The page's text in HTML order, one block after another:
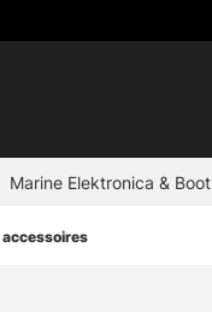
Marine Elektronica & Boot
accessoires